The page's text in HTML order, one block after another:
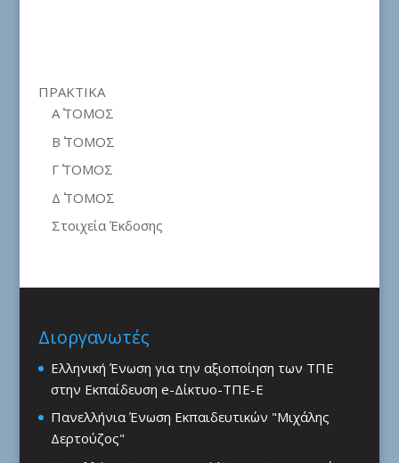
ΠΡΑΚΤΙΚΑ
Α΄ ΤΟΜΟΣ
Β΄ ΤΟΜΟΣ
Γ΄ ΤΟΜΟΣ
Δ΄ ΤΟΜΟΣ
Στοιχεία Έκδοσης
Διοργανωτές
Ελληνική Ένωση για την αξιοποίηση των ΤΠΕ
στην Εκπαίδευση e-Δίκτυο-ΤΠΕ-Ε
Πανελλήνια Ένωση Εκπαιδευτικών "Μιχάλης
Δερτούζος"